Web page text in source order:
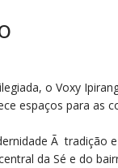
o Voxy
espaços para as
Ã tradição
da Sé e do